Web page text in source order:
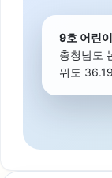
9호 어린
충청남도
위도